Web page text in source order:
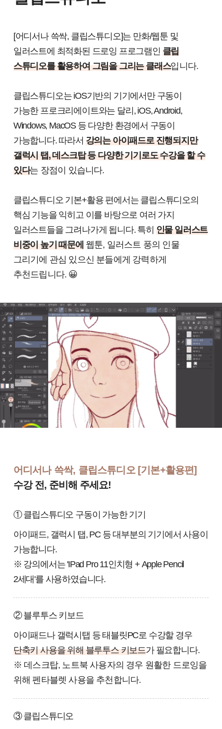
[어디서나 쓱싹, 클립스튜디오]는 만화/웹툰 및
일러스트에 최적화된 드로잉 프로그램인 클립
스튜디오를 활용하여 그림을 그리는 클래스입니다.
클립스튜디오는 iOS기반의 기기에서만 구동이
가능한 프로크리에이트와는 달리, iOS, Android,
Windows, MacOS 등 다양한 환경에서 구동이
가능합니다. 따라서 강의는 아이패드로 진행되지만
갤럭시 탭, 데스크탑 등 다양한 기기로도 수강을 할 수
있다는 장점이 있습니다.
클립스튜디오 기본+활용 편에서는 클립스튜디오의
핵심 기능을 익히고 이를 바탕으로 여러 가지
일러스트들을 그려나가게 됩니다. 특히 인물 일러스트
비중이 높기 때문에 웹툰, 일러스트 풍의 인물
그리기에 관심 있으신 분들에게 강력하게
추천드립니다. 😀
어디서나 쓱싹, 클립스튜디오 [기본+활용편]
수강 전, 준비해 주세요!
① 클립스튜디오 구동이 가능한 기기
아이패드, 갤럭시 탭, PC 등 대부분의 기기에서 사용이
가능합니다.
※ 강의에서는 'IPad Pro 11인치형 + Apple Pencil
2세대'를 사용하였습니다.
② 블루투스 키보드
아이패드나 갤럭시탭 등 태블릿PC로 수강할 경우
단축키 사용을 위해 블루투스 키보드가 필요합니다.
※ 데스크탑, 노트북 사용자의 경우 원활한 드로잉을
위해 펜타블렛 사용을 추천합니다.
③ 클립스튜디오